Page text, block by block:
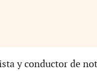
y conductor de